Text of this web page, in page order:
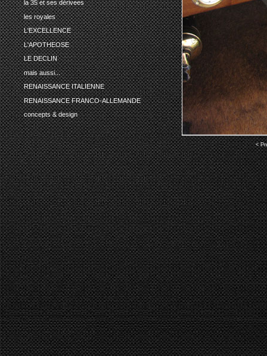
la 35 et ses dérivees
les royales
L'EXCELLENCE
L'APOTHEOSE
LE DECLIN
mais aussi...
RENAISSANCE ITALIENNE
RENAISSANCE FRANCO-ALLEMANDE
concepts & design
<